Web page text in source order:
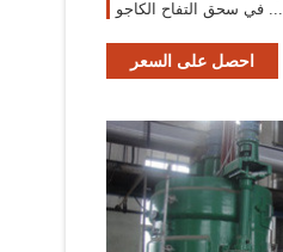
في سحق التفاح الكاجو ...
احصل على السعر